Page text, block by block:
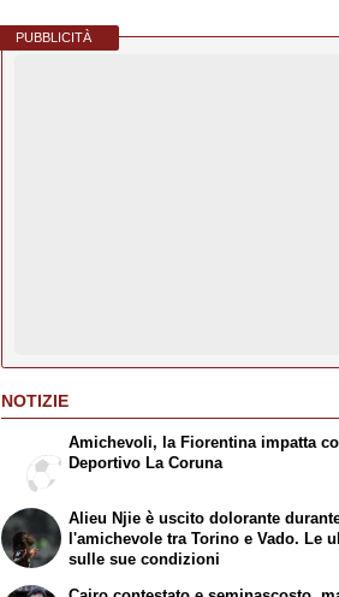
PUBBLICITÀ
NOTIZIE
Amichevoli, la Fiorentina impatta
Deportivo La Coruna
Alieu Njie è uscito dolorante
l'amichevole tra Torino e Vado. Le
sulle sue condizioni